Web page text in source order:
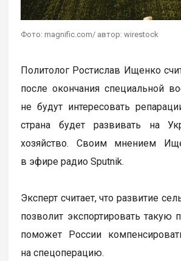
Фото: magnific.com/ автор: wirestock
Политолог Ростислав Ищенко
после окончания специальной
не будут интересовать
страна будет развивать на
хозяйство. Своим мнением
в эфире радио Sputnik.
Эксперт считает, что развитие
позволит экспортировать такую
поможет России
на спецоперацию.